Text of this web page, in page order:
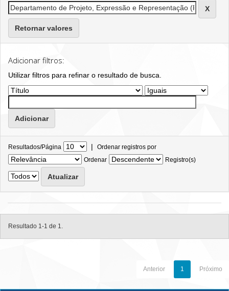
Retornar valores
Adicionar filtros:
Utilizar filtros para refinar o resultado de busca.
Resultados/Página | Ordenar registros por
Ordenar
Registro(s)
Resultado 1-1 de 1.
Anterior 1 Próximo